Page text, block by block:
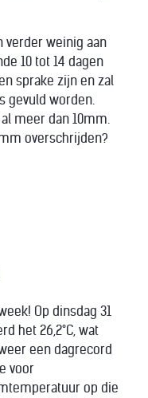
verder weinig aan
10 tot 14 dagen
sprake zijn en zal
gevuld worden.
meer dan 10mm.
overschrijden?
Op dinsdag 31
het 26,2°C, wat
een dagrecord
voor
op die